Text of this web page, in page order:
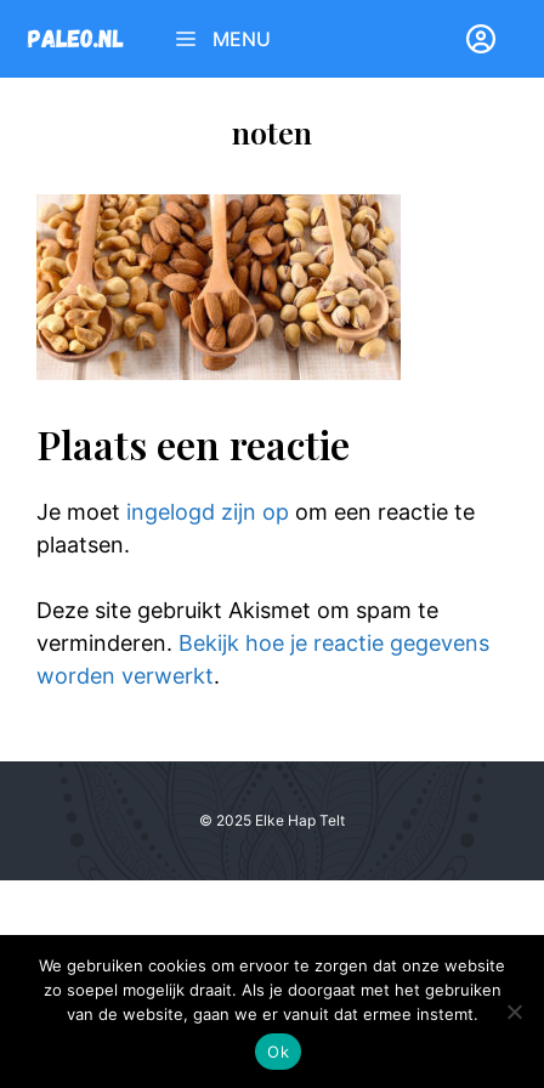
naar
de
MENU
noten
Plaats een reactie
Je moet ingelogd zijn op om een reactie te
plaatsen.
Deze site gebruikt Akismet om spam te
verminderen. Bekijk hoe je reactie gegevens
worden verwerkt.
© 2025 Elke Hap Telt
We gebruiken cookies om ervoor te zorgen dat onze website
zo soepel mogelijk draait. Als je doorgaat met het gebruiken
van de website, gaan we er vanuit dat ermee instemt.
Ok